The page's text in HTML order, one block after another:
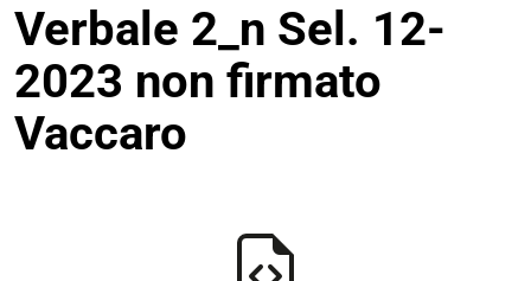
Verbale 2_n Sel. 12-
2023 non firmato
Vaccaro